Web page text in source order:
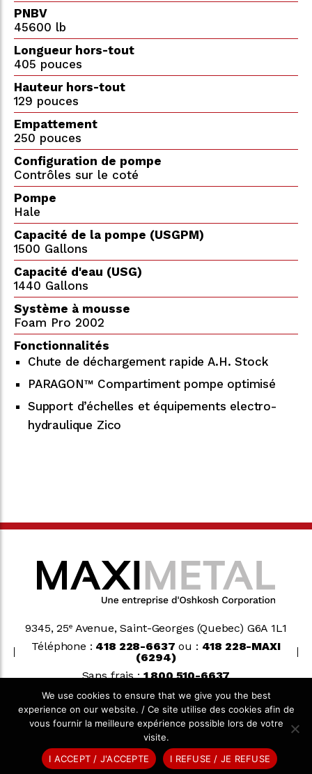
PNBV
45600 lb
Longueur hors-tout
405 pouces
Hauteur hors-tout
129 pouces
Empattement
250 pouces
Configuration de pompe
Contrôles sur le coté
Pompe
Hale
Capacité de la pompe (USGPM)
1500 Gallons
Capacité d'eau (USG)
1440 Gallons
Système à mousse
Foam Pro 2002
Fonctionnalités
Chute de déchargement rapide A.H. Stock
PARAGON™ Compartiment pompe optimisé
Support d’échelles et équipements electro-
hydraulique Zico
9345, 25eAvenue, Saint-Georges (Quebec) G6A 1L1
Téléphone : 418 228-6637 ou : 418 228-MAXI
(6294)
Sans frais :1 800 510-6637
Oshkosh Corporation
© 2026 MAXIMETAL. TOUS DROITS RÉSERVÉS.
We use cookies to ensure that we give you the best
experience on our website. / Ce site utilise des cookies afin de
vous fournir la meilleure expérience possible lors de votre
visite.
I ACCEPT / J'ACCEPTE
I REFUSE / JE REFUSE